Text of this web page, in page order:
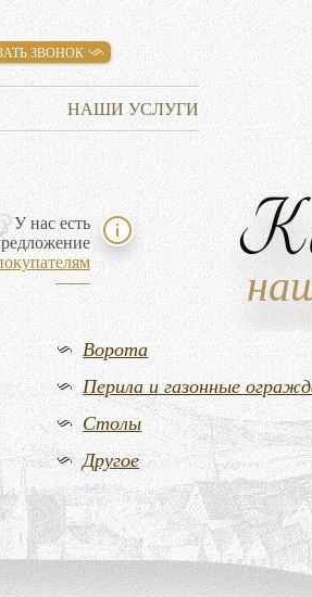
ЗВОНОК
НАШИ УСЛУГИ
У нас есть
Ворота
Перила и газонные
Столы
Другое